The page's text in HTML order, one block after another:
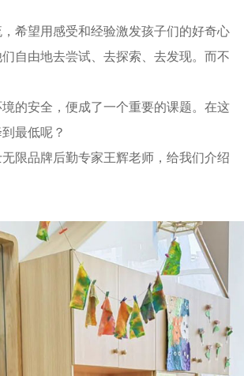
希望用感受和经验激发孩子们的好奇心
自由地去尝试、去探索、去发现。而不
的安全，便成了一个重要的课题。在这
最低呢？
限品牌后勤专家王辉老师，给我们介绍